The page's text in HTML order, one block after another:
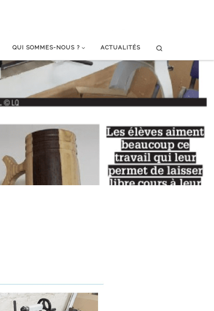
QUI SOMMES-NOUS ? ACTUALITÉS